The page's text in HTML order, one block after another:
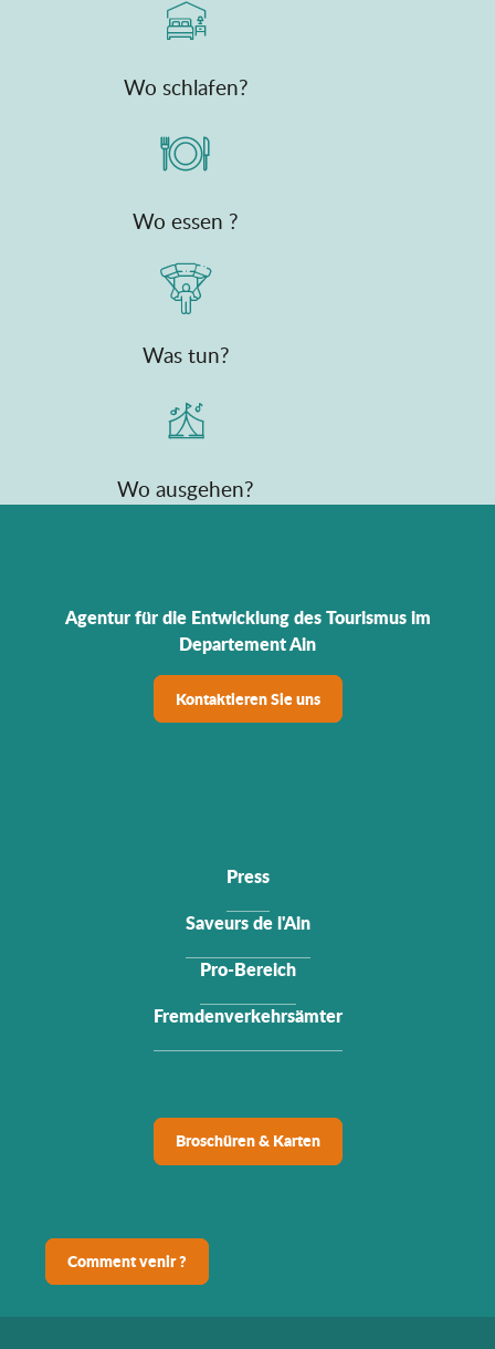
Wo schlafen?
Wo essen ?
Was tun?
Wo ausgehen?
Agentur für die Entwicklung des Tourismus im
Departement Ain
Kontaktieren Sie uns
Press
Saveurs de l'Ain
Pro-Bereich
Fremdenverkehrsämter
Broschüren & Karten
Comment venir ?